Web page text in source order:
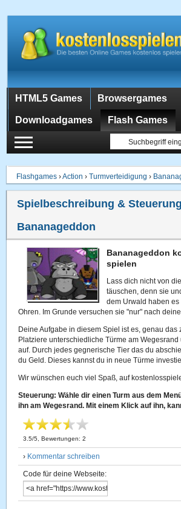
HTML5 Games Browsergames
Downloadgames Flash Games
Flashgames ›Action ›Turmverteidigung ›
Spielbeschreibung &
Bananageddon
Bananageddon
spielen
Lass dich nicht von
täuschen, denn sie
dem Urwald haben
Ohren. Im Grunde versuchen sie "nur" nach
Deine Aufgabe in diesem Spiel ist es, genau das
Platziere unterschiedliche Türme am
auf. Durch jedes gegnerische Tier das du
du Geld. Dieses kannst du in neue Türme
Wir wünschen euch viel Spaß, auf
Steuerung: Wähle dir einen Turm aus dem
ihn am Wegesrand. Mit einem Klick auf ihn,
3.5/5 , Bewertungen:2
› Kommentar schreiben
Code für deine Webseite: